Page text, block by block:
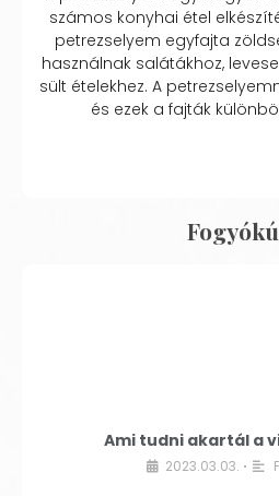
számos konyhai étel
petrezselyem egyfajta
használnak salátákhoz,
sült ételekhez. A
és ezek a fajták
Ami tudni akartál a
2023.03.03. •